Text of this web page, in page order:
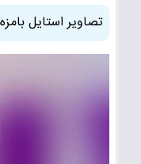
تصاویر استایل